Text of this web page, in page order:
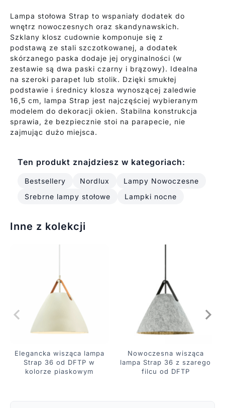
Lampa stołowa Strap to wspaniały dodatek do
wnętrz nowoczesnych oraz skandynawskich.
Szklany klosz cudownie komponuje się z
podstawą ze stali szczotkowanej, a dodatek
skórzanego paska dodaje jej oryginalności (w
zestawie są dwa paski czarny i brązowy). Idealna
na szeroki parapet lub stolik. Dzięki smukłej
podstawie i średnicy klosza wynoszącej zaledwie
16,5 cm, lampa Strap jest najczęściej wybieranym
modelem do dekoracji okien. Stabilna konstrukcja
sprawia, że bezpiecznie stoi na parapecie, nie
zajmując dużo miejsca.
Ten produkt znajdziesz w kategoriach:
Bestsellery Nordlux
Lampy Nowoczesne
Srebrne lampy stołowe
Lampki nocne
Inne z kolekcji
Elegancka wisząca lampa
Strap 36 od DFTP w
kolorze piaskowym
Nowoczesna wisząca
lampa Strap 36 z szarego
filcu od DFTP